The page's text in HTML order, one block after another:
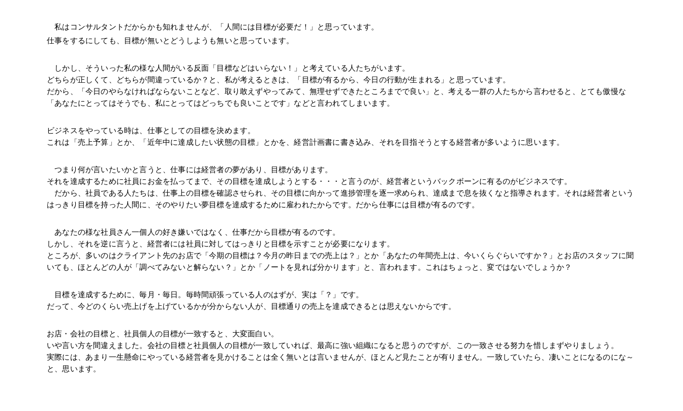
私はコンサルタントだからかも知れませんが、「人間には目標が必要だ！」と思っています。
仕事をするにしても、目標が無いとどうしようも無いと思っています。
しかし、そういった私の様な人間がいる反面「目標などはいらない！」と考えている人たちがいます。
どちらが正しくて、どちらが間違っているか？と、私が考えるときは、「目標が有るから、今日の行動が生まれる」と思っています。
だから、「今日のやらなければならないことなど、取り敢えずやってみて、無理せずできたところまでで良い」と、考える一群の人たちから言わせると、とても傲慢な
「あなたにとってはそうでも、私にとってはどっちでも良いことです」などと言われてしまいます。
ビジネスをやっている時は、仕事としての目標を決めます。
これは「売上予算」とか、「近年中に達成したい状態の目標」とかを、経営計画書に書き込み、それを目指そうとする経営者が多いように思います。
つまり何が言いたいかと言うと、仕事には経営者の夢があり、目標があります。
それを達成するために社員にお金を払ってまで、その目標を達成しようとする・・・と言うのが、経営者というバックボーンに有るのがビジネスです。
だから、社員である人たちは、仕事上の目標を確認させられ、その目標に向かって進捗管理を逐一求められ、達成まで息を抜くなと指導されます。それは経営者という
はっきり目標を持った人間に、そのやりたい夢目標を達成するために雇われたからです。だから仕事には目標が有るのです。
あなたの様な社員さん一個人の好き嫌いではなく、仕事だから目標が有るのです。
しかし、それを逆に言うと、経営者には社員に対してはっきりと目標を示すことが必要になります。
ところが、多いのはクライアント先のお店で「今期の目標は？今月の昨日までの売上は？」とか「あなたの年間売上は、今いくらぐらいですか？」とお店のスタッフに聞
いても、ほとんどの人が「調べてみないと解らない？」とか「ノートを見れば分かります」と、言われます。これはちょっと、変ではないでしょうか？
目標を達成するために、毎月・毎日。毎時間頑張っている人のはずが、実は「？」です。
だって、今どのくらい売上げを上げているかが分からない人が、目標通りの売上を達成できるとは思えないからです。
お店・会社の目標と、社員個人の目標が一致すると、大変面白い。
いや言い方を間違えました。会社の目標と社員個人の目標が一致していれば、最高に強い組織になると思うのですが、この一致させる努力を惜しまずやりましょう。
実際には、あまり一生懸命にやっている経営者を見かけることは全く無いとは言いませんが、ほとんど見たことが有りません。一致していたら、凄いことになるのにな～
と、思います。